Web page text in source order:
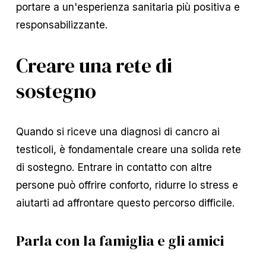
portare a un'esperienza sanitaria più positiva e
responsabilizzante.
Creare una rete di
sostegno
Quando si riceve una diagnosi di cancro ai
testicoli, è fondamentale creare una solida rete
di sostegno. Entrare in contatto con altre
persone può offrire conforto, ridurre lo stress e
aiutarti ad affrontare questo percorso difficile.
Parla con la famiglia e gli amici